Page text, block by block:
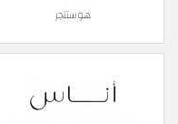
هوستنجر